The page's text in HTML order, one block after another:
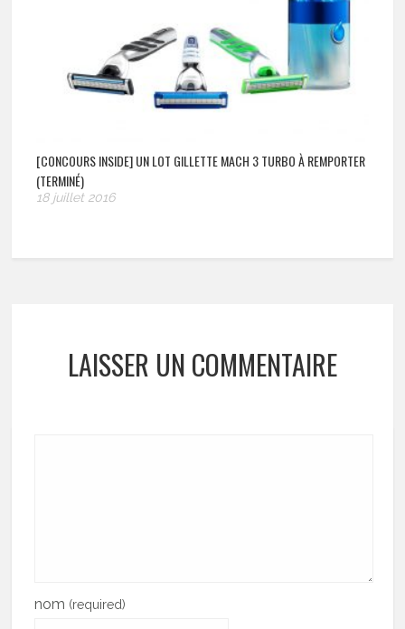
[CONCOURS INSIDE] UN LOT GILLETTE MACH 3 TURBO À REMPORTER
(TERMINÉ)
18 juillet 2016
LAISSER UN COMMENTAIRE
nom (required)